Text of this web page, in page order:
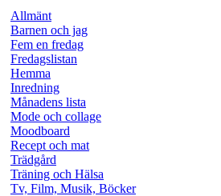
Allmänt
Barnen och jag
Fem en fredag
Fredagslistan
Hemma
Inredning
Månadens lista
Mode och collage
Moodboard
Recept och mat
Trädgård
Träning och Hälsa
Tv, Film, Musik, Böcker